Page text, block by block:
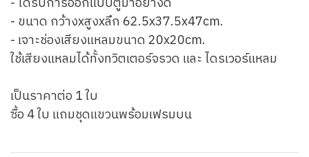
- ขนาด กว้างxสูงxลึก 62.5x37.5x47cm.
- เจาะช่องเสียงแหลมขนาด 20x20cm.
ใช้เสียงแหลมได้ทั้งทวิตเตอร์จรวด และ ไดรเวอร์แหลม
เป็นราคาต่อ 1 ใบ
ซื้อ 4 ใบ แถมชุดแขวนพร้อมเฟรมบน